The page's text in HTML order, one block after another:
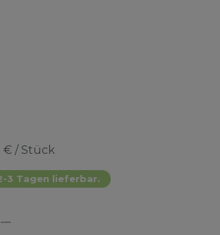
€ / Stück
3 Tagen lieferbar.